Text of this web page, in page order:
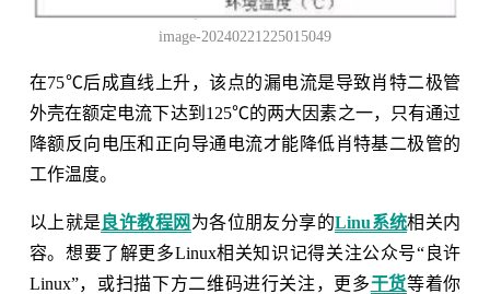
image-20240221225015049
在75℃后成直线上升，该点的漏电流是导致肖特二极管
外壳在额定电流下达到125℃的两大因素之一，只有通过
降额反向电压和正向导通电流才能降低肖特基二极管的
工作温度。
以上就是 良许教程网 为各位朋友分享的Linu系统相关内
容。想要了解更多Linux相关知识记得关注公众号“良许
Linux”，或扫描下方二维码进行关注，更多干货等着你